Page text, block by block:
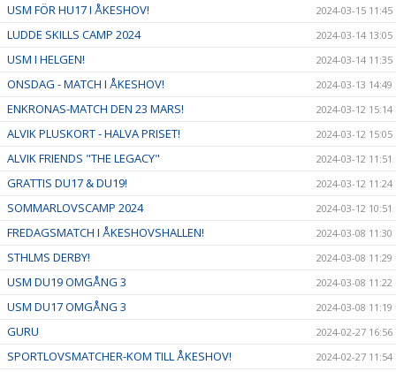
USM FÖR HU17 I ÅKESHOV! 2024-03-15 11:45
LUDDE SKILLS CAMP 2024 2024-03-14 13:05
USM I HELGEN! 2024-03-14 11:35
ONSDAG - MATCH I ÅKESHOV! 2024-03-13 14:49
ENKRONAS-MATCH DEN 23 MARS! 2024-03-12 15:14
ALVIK PLUSKORT - HALVA PRISET! 2024-03-12 15:05
ALVIK FRIENDS "THE LEGACY" 2024-03-12 11:51
GRATTIS DU17 & DU19! 2024-03-12 11:24
SOMMARLOVSCAMP 2024 2024-03-12 10:51
FREDAGSMATCH I ÅKESHOVSHALLEN! 2024-03-08 11:30
STHLMS DERBY! 2024-03-08 11:29
USM DU19 OMGÅNG 3 2024-03-08 11:22
USM DU17 OMGÅNG 3 2024-03-08 11:19
GURU 2024-02-27 16:56
SPORTLOVSMATCHER-KOM TILL ÅKESHOV! 2024-02-27 11:54